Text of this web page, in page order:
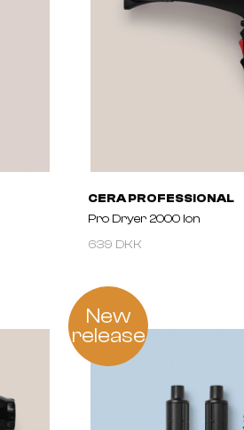
CERA PROFESSIONAL
Pro Dryer 2000 Ion
639 DKK
New
release